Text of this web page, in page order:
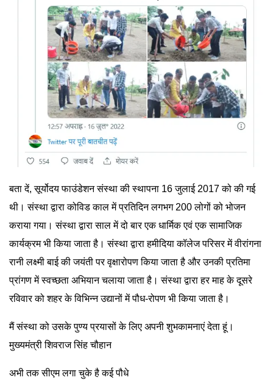
बता दें, सूर्योदय फाउंडेशन संस्था की स्थापना 16 जुलाई 2017 को की गई
थी। संस्था द्वारा कोविड काल में प्रतिदिन लगभग 200 लोगों को भोजन
कराया गया। संस्था द्वारा साल में दो बार एक धार्मिक एवं एक सामाजिक
कार्यक्रम भी किया जाता है। संस्था द्वारा हमीदिया कॉलेज परिसर में वीरांगना
रानी लक्ष्मी बाई की जयंती पर वृक्षारोपण किया जाता है और उनकी प्रतिमा
प्रांगण में स्वच्छता अभियान चलाया जाता है। संस्था द्वारा हर माह के दूसरे
रविवार को शहर के विभिन्न उद्यानों में पौध-रोपण भी किया जाता है।
मैं संस्था को उसके पुण्य प्रयासों के लिए अपनी शुभकामनाएं देता हूं।
मुख्यमंत्री शिवराज सिंह चौहान
अभी तक सीएम लगा चुके है कई पौधे